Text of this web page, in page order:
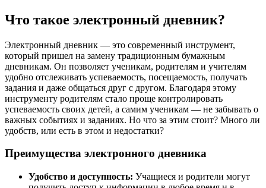
Что такое электронный дневник?
Электронный дневник — это современный инструмент,
который пришел на замену традиционным бумажным
дневникам. Он позволяет ученикам, родителям и учителям
удобно отслеживать успеваемость, посещаемость, получать
задания и даже общаться друг с другом. Благодаря этому
инструменту родителям стало проще контролировать
успеваемость своих детей, а самим ученикам — не забывать о
важных событиях и заданиях. Но что за этим стоит? Много ли
удобств, или есть в этом и недостатки?
Преимущества электронного дневника
Удобство и доступность: Учащиеся и родители могут